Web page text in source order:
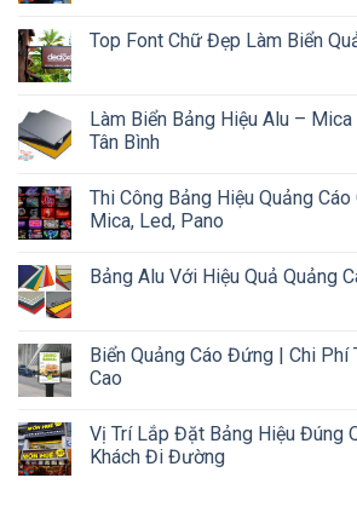
Top Font Chữ Đẹp Làm Biển
Làm Biển Bảng Hiệu Alu –
Tân Bình
Thi Công Bảng Hiệu Quảng
Mica, Led, Pano
Bảng Alu Với Hiệu Quả Quảng
Biển Quảng Cáo Đứng | Chi Phí
Cao
Vị Trí Lắp Đặt Bảng Hiệu Đúng
Khách Đi Đường